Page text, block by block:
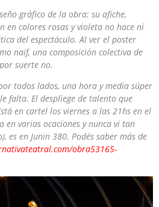
gráfico de la obra: su afiche,
en colores rosas y violeta no hace ni
del espectáculo. Al ver el poster
naif, una composición colectiva de
suerte no.
todos lados, una hora y media súper
falta. El despliege de talento que
en cartel los viernes a las 21hs en el
en varias ocaciones y nunca vi tan
es en Junin 380. Podés saber más de
obra53165-